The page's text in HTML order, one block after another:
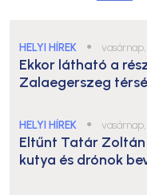
HELYI HÍREK ●
Ekkor látható a
Zalaegerszeg
HELYI HÍREK ● vasárnap,
Eltűnt Tatár
kutya és drónok